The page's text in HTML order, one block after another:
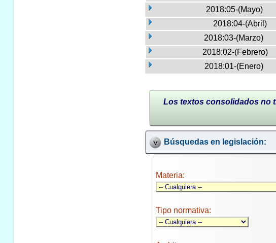
2018:05-(Mayo)
2018:04-(Abril)
2018:03-(Marzo)
2018:02-(Febrero)
2018:01-(Enero)
Los textos consolidados no
Búsquedas en legislación:
Materia:
Tipo normativa: